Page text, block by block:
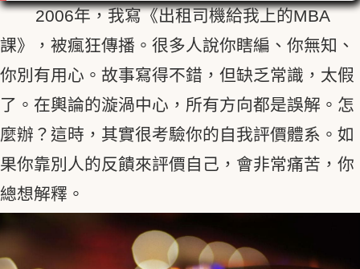
2006年，我寫《出租司機給我上的MBA
課》，被瘋狂傳播。很多人說你瞎編、你無知、
你別有用心。故事寫得不錯，但缺乏常識，太假
了。在輿論的漩渦中心，所有方向都是誤解。怎
麼辦？這時，其實很考驗你的自我評價體系。如
果你靠別人的反饋來評價自己，會非常痛苦，你
總想解釋。